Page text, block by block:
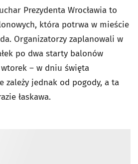
Prezydenta Wrocławia to
która potrwa w mieście
Organizatorzy zaplanowali w
po dwa starty balonów
– w dniu święta
zależy jednak od pogody, a ta
łaskawa.